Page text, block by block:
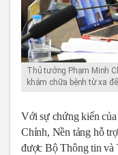
Thủ tướng Phạm Minh
khám chữa bệnh từ xa
Với sự chứng kiến
Chính, Nền tảng hỗ
được Bộ Thông tin và